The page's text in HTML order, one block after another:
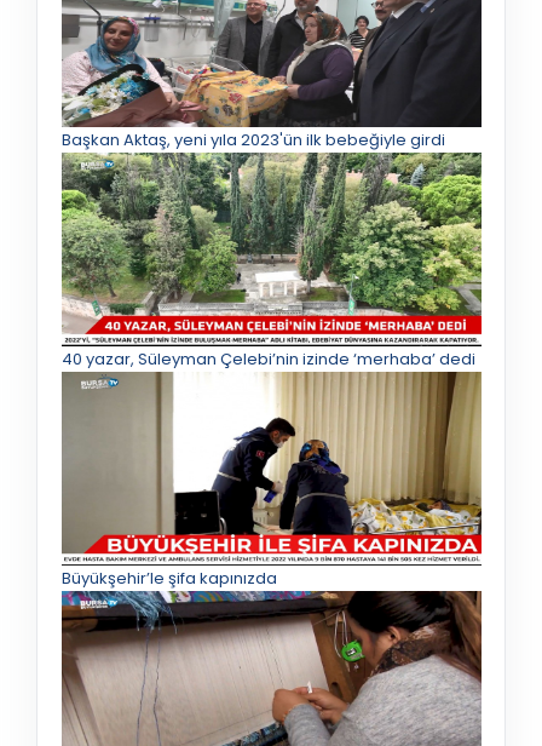
Başkan Aktaş, yeni yıla 2023'ün ilk bebeğiyle girdi
40 yazar, Süleyman Çelebi’nin izinde ‘merhaba’ dedi
Büyükşehir’le şifa kapınızda